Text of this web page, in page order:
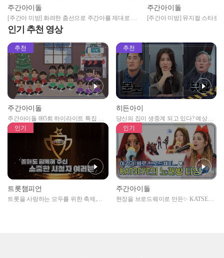
주간아이돌
[주간아 미방] 화려한 춤선으로 주간아를 제대로 뒤
집은 'ZEROBASEONE' 다짜고짜 댄스 신고식
FULL.ver🕺✨ l EP.664
주간아이돌
[주간아 미방] 뮤지컬 스타로
인기 추천 영상
추천
주간아이돌
주간아이돌 695회 하이라이트 특집 남
자아이돌편 예고
추천
히든아이
당신의 집이 생중계 되고 있다? 예상치
못한 곳에서 일어나는 불법촬영 범죄!
인기
트롯챔피언
트롯을 사랑하는 모두를 위한 축제,
인기
주간아이돌
현장을 브로드웨이로 만든✨ KATSEYE